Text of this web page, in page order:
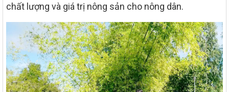
chất lượng và giá trị nông sản cho nông dân.